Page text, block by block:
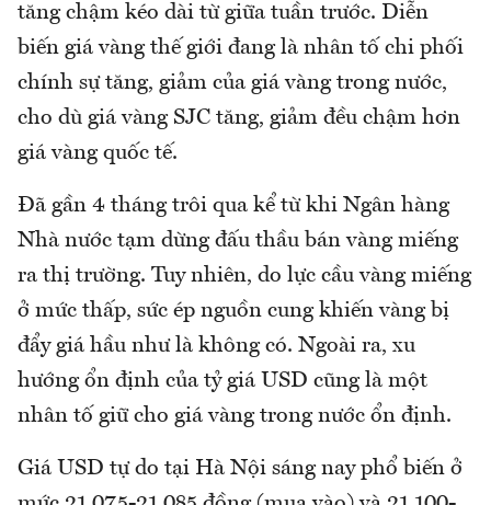
tăng chậm kéo dài từ giữa tuần trước. Diễn
biến giá vàng thế giới đang là nhân tố chi phối
chính sự tăng, giảm của giá vàng trong nước,
cho dù giá vàng SJC tăng, giảm đều chậm hơn
giá vàng quốc tế.
Đã gần 4 tháng trôi qua kể từ khi Ngân hàng
Nhà nước tạm dừng đấu thầu bán vàng miếng
ra thị trường. Tuy nhiên, do lực cầu vàng miếng
ở mức thấp, sức ép nguồn cung khiến vàng bị
đẩy giá hầu như là không có. Ngoài ra, xu
hướng ổn định của tỷ giá USD cũng là một
nhân tố giữ cho giá vàng trong nước ổn định.
Giá USD tự do tại Hà Nội sáng nay phổ biến ở